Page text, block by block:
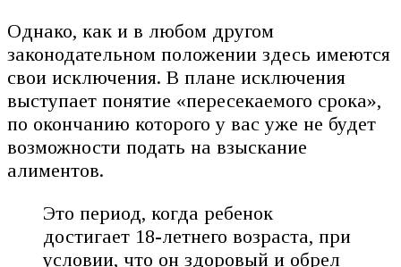
Однако, как и в любом другом
законодательном положении здесь имеются
свои исключения. В плане исключения
выступает понятие «пересекаемого срока»,
по окончанию которого у вас уже не будет
возможности подать на взыскание
алиментов.
Это период, когда ребенок
достигает 18-летнего возраста, при
условии, что он здоровый и обрел